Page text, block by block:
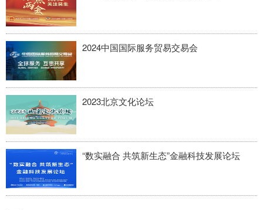
2024中国国际服务贸易交易会
2023北京文化论坛
“数实融合 共筑新生态”金融科技发展论坛